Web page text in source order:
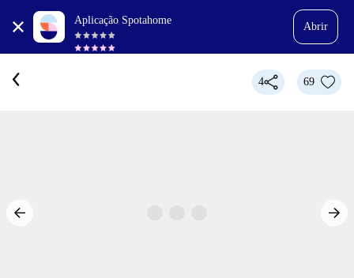
Aplicação Spotahome
Abrir
4 69